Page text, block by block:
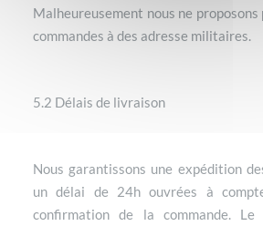
Malheureusement nous ne
commandes à des adresse militaires.
5.2 Délais de livraison
Nous garantissons une expédition
un délai de 24h ouvrées à
confirmation de la commande. Le